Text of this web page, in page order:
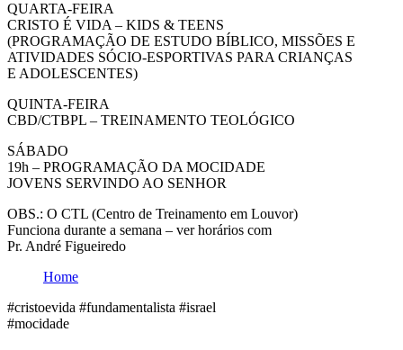
QUARTA-FEIRA
CRISTO É VIDA – KIDS & TEENS
(PROGRAMAÇÃO DE ESTUDO BÍBLICO, MISSÕES E
ATIVIDADES SÓCIO-ESPORTIVAS PARA CRIANÇAS
E ADOLESCENTES)
QUINTA-FEIRA
CBD/CTBPL – TREINAMENTO TEOLÓGICO
SÁBADO
19h – PROGRAMAÇÃO DA MOCIDADE
JOVENS SERVINDO AO SENHOR
OBS.: O CTL (Centro de Treinamento em Louvor)
Funciona durante a semana – ver horários com
Pr. André Figueiredo
Home
#cristoevida #fundamentalista #israel
#mocidade